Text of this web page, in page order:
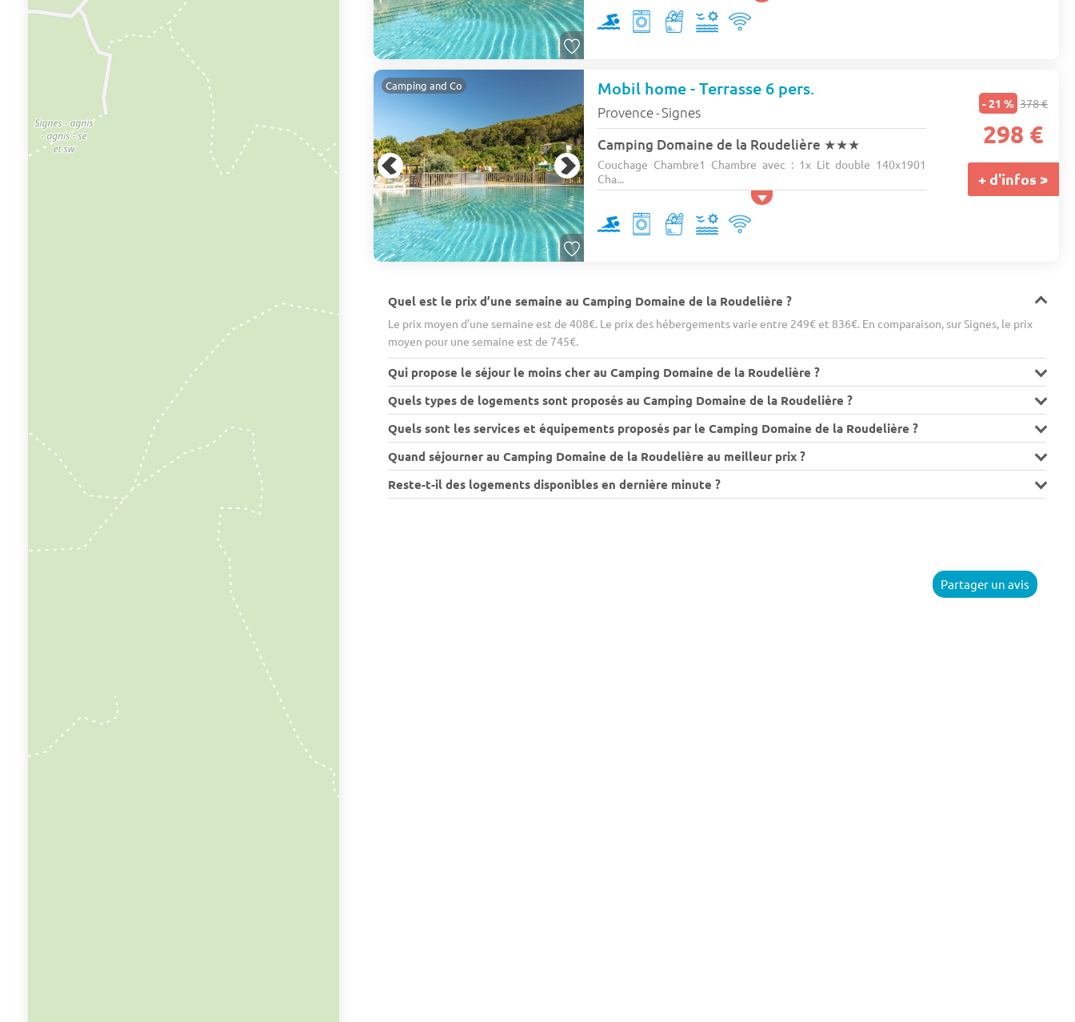
Camping and Co Mobil home - Terrasse 6 pers.
Provence-Signes
Camping Domaine de la Roudelière ★★★
Couchage Chambre1 Chambre avec : 1x Lit double 140x1901
Cha...
- 21 % 378 €
298 €
+ d'infos >
Quel est le prix d’une semaine au Camping Domaine de la Roudelière ?
Le prix moyen d’une semaine est de 408€. Le prix des hébergements varie entre 249€ et 836€. En comparaison, sur Signes, le prix
moyen pour une semaine est de 745€.
Qui propose le séjour le moins cher au Camping Domaine de la Roudelière ?
Quels types de logements sont proposés au Camping Domaine de la Roudelière ?
Quels sont les services et équipements proposés par le Camping Domaine de la Roudelière ?
Quand séjourner au Camping Domaine de la Roudelière au meilleur prix ?
Reste-t-il des logements disponibles en dernière minute ?
Partager un avis